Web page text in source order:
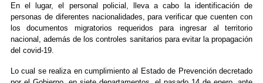
En el lugar, el personal policial, lleva a cabo la identificación de
personas de diferentes nacionalidades, para verificar que cuenten con
los documentos migratorios requeridos para ingresar al territorio
nacional, además de los controles sanitarios para evitar la propagación
del covid-19.
Lo cual se realiza en cumplimiento al Estado de Prevención decretado